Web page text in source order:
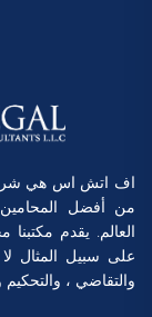
اف اتش اس هي شركة
من أفضل المحامين
العالم. يقدم
على سبيل المثال
والتقاضي ، والتحكيم